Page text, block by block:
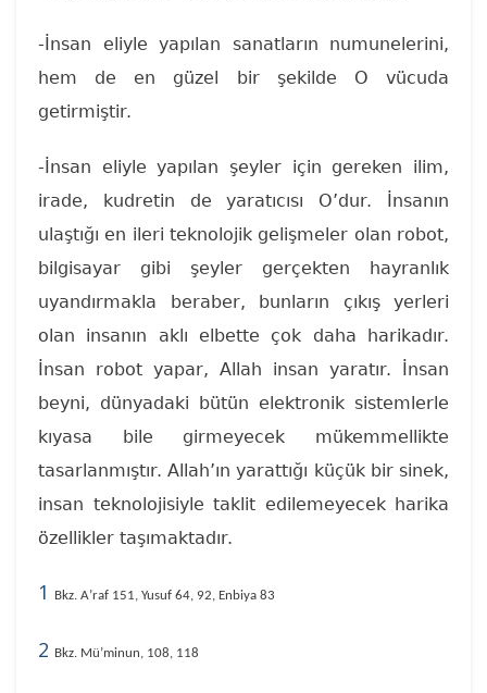
-İnsan eliyle yapılan sanatların numunelerini,
hem de en güzel bir şekilde O vücuda
getirmiştir.
-İnsan eliyle yapılan şeyler için gereken ilim,
irade, kudretin de yaratıcısı O’dur. İnsanın
ulaştığı en ileri teknolojik gelişmeler olan robot,
bilgisayar gibi şeyler gerçekten hayranlık
uyandırmakla beraber, bunların çıkış yerleri
olan insanın aklı elbette çok daha harikadır.
İnsan robot yapar, Allah insan yaratır. İnsan
beyni, dünyadaki bütün elektronik sistemlerle
kıyasa bile girmeyecek mükemmellikte
tasarlanmıştır. Allah’ın yarattığı küçük bir sinek,
insan teknolojisiyle taklit edilemeyecek harika
özellikler taşımaktadır.
1 Bkz. A’raf 151, Yusuf 64, 92, Enbiya 83
2 Bkz. Mü’minun, 108, 118